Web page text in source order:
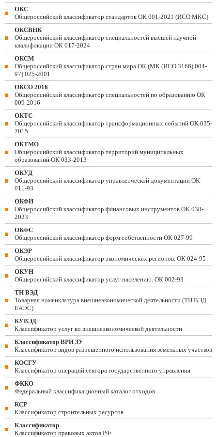
ОКС
Общероссийский классификатор стандартов ОК 001-2021 (ИСО МКС)
ОКСВНК
Общероссийский классификатор специальностей высшей научной
квалификации ОК 017-2024
ОКСМ
Общероссийский классификатор стран мира ОК (МК (ИСО 3166) 004-
97) 025-2001
ОКСО 2016
Общероссийский классификатор специальностей по образованию ОК
009-2016
ОКТС
Общероссийский классификатор трансформационных событий ОК 035-
2015
ОКТМО
Общероссийский классификатор территорий муниципальных
образований ОК 033-2013
ОКУД
Общероссийский классификатор управленческой документации ОК
011-93
ОКФИ
Общероссийский классификатор финансовых инструментов OK 038-
2023
ОКФС
Общероссийский классификатор форм собственности ОК 027-99
ОКЭР
Общероссийский классификатор экономических регионов. ОК 024-95
ОКУН
Общероссийский классификатор услуг населению. ОК 002-93
ТН ВЭД
Товарная номенклатура внешнеэкономической деятельности (ТН ВЭД
ЕАЭС)
КУВЭД
Классификатор услуг во внешнеэкономической деятельности
Классификатор ВРИ ЗУ
Классификатор видов разрешенного использования земельных участков
КОСГУ
Классификатор операций сектора государственного управления
ФККО
Федеральный классификационный каталог отходов
КСР
Классификатор строительных ресурсов
Классификатор
Классификатор правовых актов РФ